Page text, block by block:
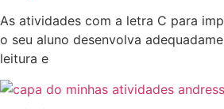
As atividades com a letra C para
o seu aluno desenvolva
leitura e